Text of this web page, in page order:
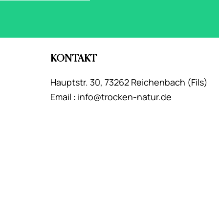
KONTAKT
Hauptstr. 30, 73262 Reichenbach (Fils)
Email : info@trocken-natur.de